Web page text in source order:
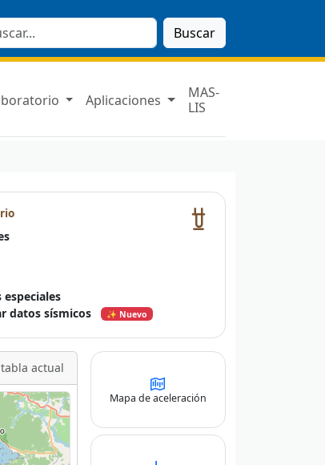
Buscar
Aplicaciones
MAS-
LIS
datos sísmicos
✨ Nuevo
actual
Mapa de aceleración